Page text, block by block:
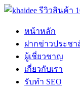
Skip
หน้าหลัก
ฝากข่าวประชา
ผู้เชี่ยวชาญ
เกี่ยวกับเรา
รับทำ SEO